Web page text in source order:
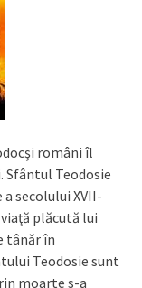
români îl
Sfântul Teodosie
secolului XVII-
plăcută lui
tânăr în
Teodosie sunt
moarte s-a